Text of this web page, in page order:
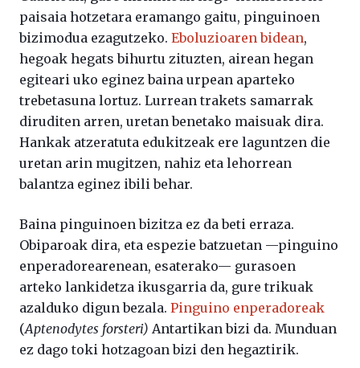
paisaia hotzetara eramango gaitu, pinguinoen
bizimodua ezagutzeko. Eboluzioaren bidean,
hegoak hegats bihurtu zituzten, airean hegan
egiteari uko eginez baina urpean aparteko
trebetasuna lortuz. Lurrean trakets samarrak
diruditen arren, uretan benetako maisuak dira.
Hankak atzeratuta edukitzeak ere laguntzen die
uretan arin mugitzen, nahiz eta lehorrean
balantza eginez ibili behar.
Baina pinguinoen bizitza ez da beti erraza.
Obiparoak dira, eta espezie batzuetan —pinguino
enperadorearenean, esaterako— gurasoen
arteko lankidetza ikusgarria da, gure trikuak
azalduko digun bezala. Pinguino enperadoreak
(Aptenodytes forsteri) Antartikan bizi da. Munduan
ez dago toki hotzagoan bizi den hegaztirik.